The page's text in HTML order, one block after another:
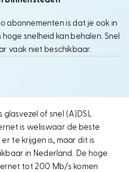
abonnementen is dat je ook in
snelheid kan behalen. Snel
vaak niet beschikbaar.
of snel (A)DSL
is weliswaar de beste
te krijgen is, maar dit is
in Nederland. De hoge
tot 200 Mb/s komen